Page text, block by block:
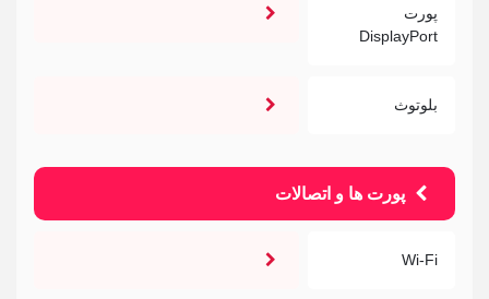
پورت
DisplayPort
بلوتوث
پورت ها و اتصالات
Wi-Fi